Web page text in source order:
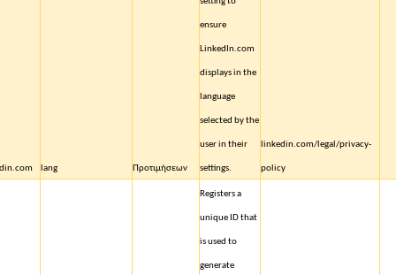
lang Προτιμήσεων
ensure
LinkedIn.com
displays in the
language
selected by the
user in their
settings.
linkedin.com/legal/privacy-
policy
Registers a
unique ID that
is used to
generate